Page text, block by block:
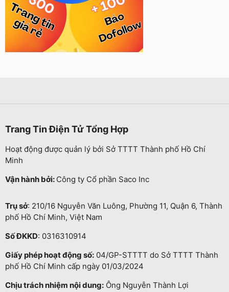
Trang Tin Điện Tử Tổng Hợp
Hoạt động được quản lý bởi Sở TTTT Thành phố Hồ Chí
Minh
Vận hành bởi: Công ty Cổ phần Saco Inc
Trụ sở: 210/16 Nguyễn Văn Luông, Phường 11, Quận 6, Thành
phố Hồ Chí Minh, Việt Nam
Số ĐKKD: 0316310914
Giấy phép hoạt động số: 04/GP-STTTT do Sở TTTT Thành
phố Hồ Chí Minh cấp ngày 01/03/2024
Chịu trách nhiệm nội dung: Ông Nguyễn Thành Lợi